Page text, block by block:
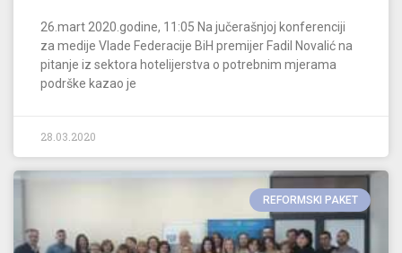
26.mart 2020.godine, 11:05 Na jučerašnjoj konferenciji
za medije Vlade Federacije BiH premijer Fadil Novalić na
pitanje iz sektora hotelijerstva o potrebnim mjerama
podrške kazao je
28.03.2020
REFORMSKI PAKET